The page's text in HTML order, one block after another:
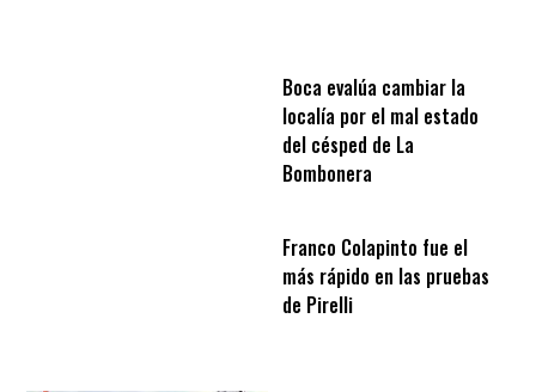
Boca evalúa cambiar la
localía por el mal estado
del césped de La
Bombonera
Franco Colapinto fue el
más rápido en las pruebas
de Pirelli